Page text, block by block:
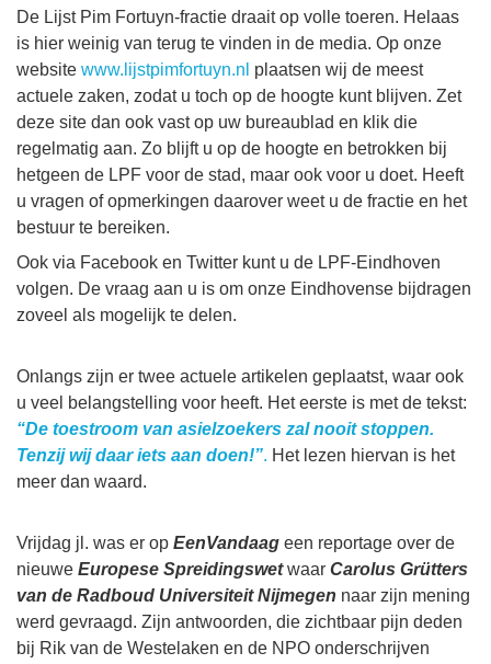
De Lijst Pim Fortuyn-fractie draait op volle toeren. Helaas
is hier weinig van terug te vinden in de media. Op onze
website www.lijstpimfortuyn.nl plaatsen wij de meest
actuele zaken, zodat u toch op de hoogte kunt blijven. Zet
deze site dan ook vast op uw bureaublad en klik die
regelmatig aan. Zo blijft u op de hoogte en betrokken bij
hetgeen de LPF voor de stad, maar ook voor u doet. Heeft
u vragen of opmerkingen daarover weet u de fractie en het
bestuur te bereiken.
Ook via Facebook en Twitter kunt u de LPF-Eindhoven
volgen. De vraag aan u is om onze Eindhovense bijdragen
zoveel als mogelijk te delen.
Onlangs zijn er twee actuele artikelen geplaatst, waar ook
u veel belangstelling voor heeft. Het eerste is met de tekst:
“De toestroom van asielzoekers zal nooit stoppen.
Tenzij wij daar iets aan doen!”. Het lezen hiervan is het
meer dan waard.
Vrijdag jl. was er op EenVandaag een reportage over de
nieuwe Europese Spreidingswetwaar Carolus Grütters
van de Radboud Universiteit Nijmegen naar zijn mening
werd gevraagd. Zijn antwoorden, die zichtbaar pijn deden
bij Rik van de Westelaken en de NPO onderschrijven